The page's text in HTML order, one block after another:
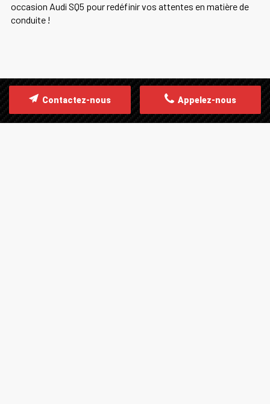
occasion Audi SQ5 pour redéfinir vos attentes en matière de
conduite !
Appelez-nous
Contactez-nous